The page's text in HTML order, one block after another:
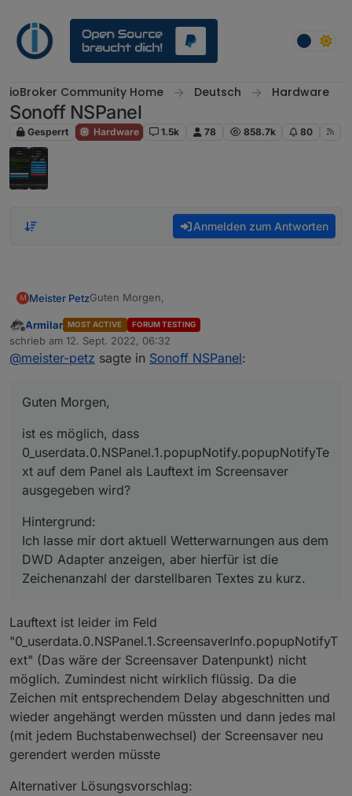
ioBroker Community Home Deutsch Hardware
Sonoff NSPanel
Gesperrt Hardware 1.5k 78 858.7k 80
Anmelden zum Antworten
M Meister PetzGuten Morgen,
ist es möglich, dass
0_userdata.0.NSPanel.1.popupNotify.popupNotifyT
ext auf dem Panel als Lauftext im Screensaver
Hintergrund:
Zeichenanzahl der darstellbaren Textes zu kurz.
Offline
Armilar MOST ACTIVE FORUM TESTING
schrieb am 12. Sept. 2022, 06:32
zuletzt editiert von
@meister-petz sagte in Sonoff NSPanel:
Guten Morgen,
ist es möglich, dass
0_userdata.0.NSPanel.1.popupNotify.popupNotifyTe
xt auf dem Panel als Lauftext im Screensaver
ausgegeben wird?
Hintergrund:
Ich lasse mir dort aktuell Wetterwarnungen aus dem
DWD Adapter anzeigen, aber hierfür ist die
Zeichenanzahl der darstellbaren Textes zu kurz.
Lauftext ist leider im Feld
"0_userdata.0.NSPanel.1.ScreensaverInfo.popupNotifyT
ext" (Das wäre der Screensaver Datenpunkt) nicht
möglich. Zumindest nicht wirklich flüssig. Da die
Zeichen mit entsprechendem Delay abgeschnitten und
wieder angehängt werden müssten und dann jedes mal
(mit jedem Buchstabenwechsel) der Screensaver neu
gerendert werden müsste
Alternativer Lösungsvorschlag: